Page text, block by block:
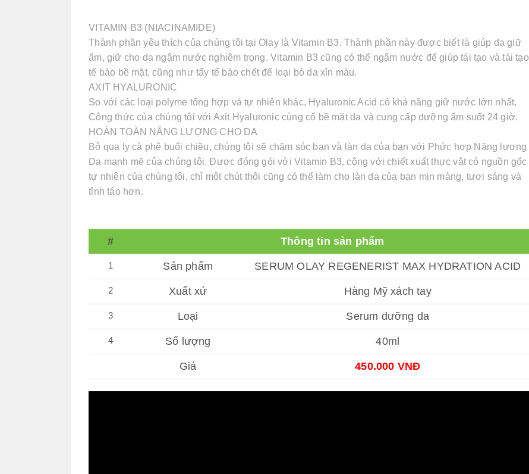
VITAMIN B3 (NIACINAMIDE)
Thành phần yêu thích của chúng tôi tại Olay là Vitamin B3. Thành phần này được biết là giúp da giữ
ẩm, giữ cho da ngậm nước nghiêm trọng. Vitamin B3 cũng có thể ngậm nước để giúp tái tạo và tái tạo
tế bào bề mặt, cũng như tẩy tế bào chết để loại bỏ da xỉn màu.
AXIT HYALURONIC
So với các loại polyme tổng hợp và tự nhiên khác, Hyaluronic Acid có khả năng giữ nước lớn nhất.
Công thức của chúng tôi với Axit Hyaluronic củng cố bề mặt da và cung cấp dưỡng ẩm suốt 24 giờ.
HOÀN TOÀN NĂNG LƯỢNG CHO DA
Bỏ qua ly cà phê buổi chiều, chúng tôi sẽ chăm sóc bạn và làn da của bạn với Phức hợp Năng lượng
Da mạnh mẽ của chúng tôi. Được đóng gói với Vitamin B3, cộng với chiết xuất thực vật có nguồn gốc
tự nhiên của chúng tôi, chỉ một chút thôi cũng có thể làm cho làn da của bạn mịn màng, tươi sáng và
tỉnh táo hơn.
# Thông tin sản phẩm
1 Sản phẩm SERUM OLAY REGENERIST MAX HYDRATION ACID
2 Xuất xứ Hàng Mỹ xách tay
3 Loại Serum dưỡng da
4 Số lượng 40ml
Giá 450.000 VNĐ